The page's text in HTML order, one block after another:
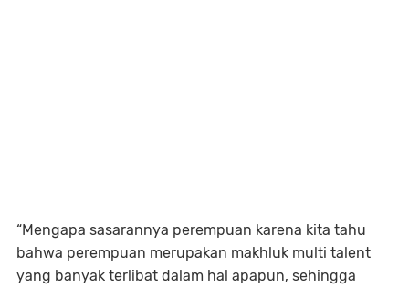
“Mengapa sasarannya perempuan karena kita tahu
bahwa perempuan merupakan makhluk multi talent
yang banyak terlibat dalam hal apapun, sehingga